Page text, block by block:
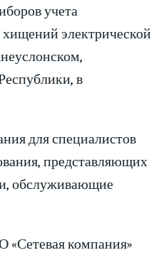
учета
хищений электрической
в
для специалистов
представляющих
обслуживающие
«Сетевая компания»